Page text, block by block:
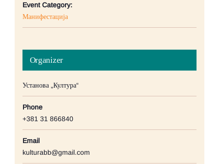
Event Category:
Манифестација
Organizer
Установа „Култура“
Phone
+381 31 866840
Email
kulturabb@gmail.com